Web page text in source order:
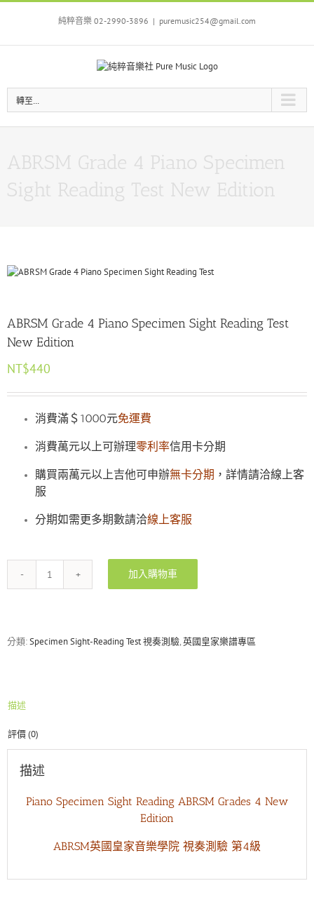
Skip
純粹音樂 02-2990-3896 | puremusic254@gmail.com
轉至...
ABRSM Grade 4 Piano Specimen
Sight Reading Test New Edition
ABRSM Grade 4 Piano Specimen Sight Reading Test
New Edition
NT$440
消費滿＄1000元免運費
消費萬元以上可辦理零利率信用卡分期
購買兩萬元以上吉他可申辦無卡分期 ，詳情請洽線上客
服
分期如需更多期數請洽線上客服
ABRSM
Specimen
加入購物車
分類:Specimen Sight-Reading Test 視奏測驗,英國皇家樂譜專區
描述
評價 (0)
描述
Piano Specimen Sight Reading ABRSM Grades 4 New
Edition
ABRSM英國皇家音樂學院 視奏測驗 第4級